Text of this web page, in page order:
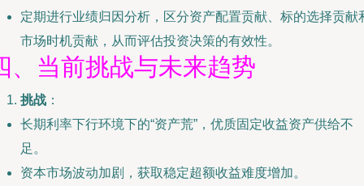
定期进行业绩归因分析，区分资产配置贡献、标的选择贡献
市场时机贡献，从而评估投资决策的有效性。
、当前挑战与未来趋势
挑战 ：
长期利率下行环境下的“资产荒”，优质固定收益资产供给不
足。
资本市场波动加剧，获取稳定超额收益难度增加。